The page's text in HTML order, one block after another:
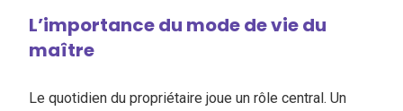
L’importance du mode de vie du
maître
Le quotidien du propriétaire joue un rôle central. Un